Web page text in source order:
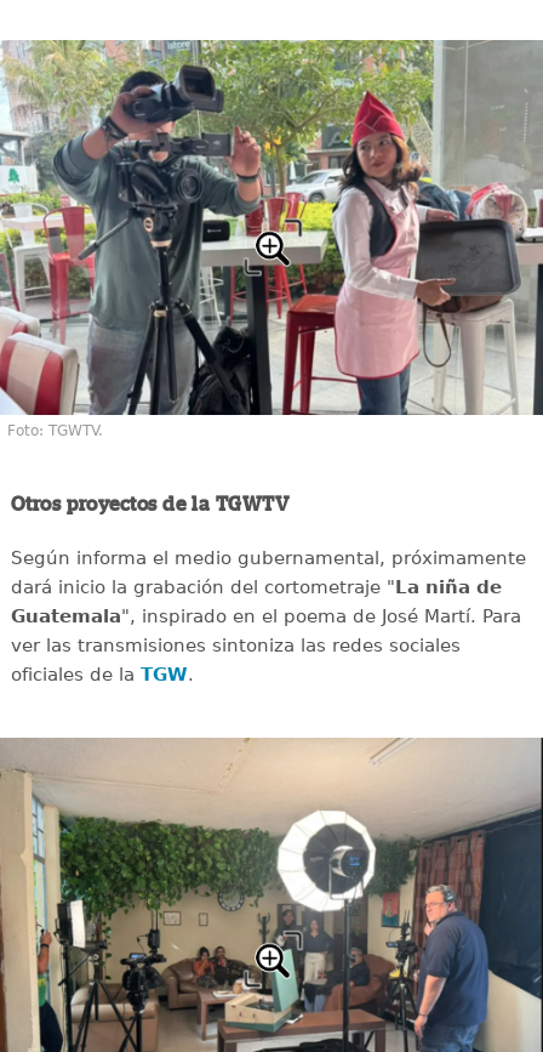
Foto: TGWTV.
Otros proyectos de la TGWTV
Según informa el medio gubernamental, próximamente
dará inicio la grabación del cortometraje "La niña de
Guatemala", inspirado en el poema de José Martí. Para
ver las transmisiones sintoniza las redes sociales
oficiales de la TGW.